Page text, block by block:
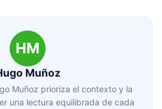
HM
Muñoz
Muñoz prioriza el contexto y la
una lectura equilibrada de cada